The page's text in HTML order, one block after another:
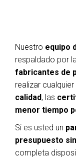
Nuestro equipo
respaldado por
fabricantes de
realizar cualquier
calidad, las
menor tiempo
Si es usted un
presupuesto
completa